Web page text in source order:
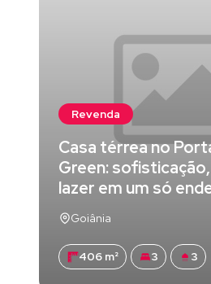
Revenda
Casa térrea no
Green:
lazer em um só
Goiânia
406 m² 3 3